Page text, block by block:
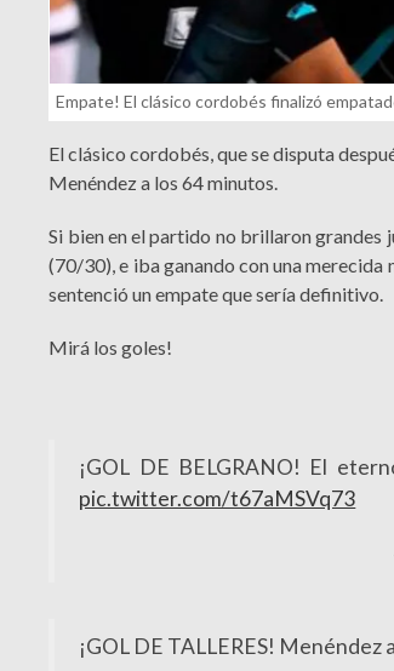
Empate! El clásico cordobés finalizó
El clásico cordobés, que se disputa
Menéndez a los 64 minutos.
Si bien en el partido no brillaron grandes
(70/30), e iba ganando con una
sentenció un empate que sería definitivo.
Mirá los goles!
¡GOL DE BELGRANO! El
pic.twitter.com/t67aMSVq73
¡GOL DE TALLERES!